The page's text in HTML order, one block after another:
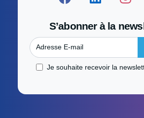
S’abonner à la
Adresse E-mail
Je souhaite recevoir la